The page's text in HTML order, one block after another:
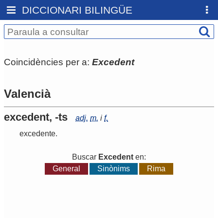
DICCIONARI BILINGÜE
Coincidències per a: Excedent
Valencià
excedent, -ts adj. m. i f.
excedente.
Buscar Excedent en:
General
Sinònims Rima